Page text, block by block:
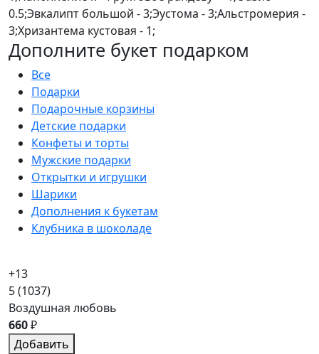
0.5;Эвкалипт большой - 3;Эустома - 3;Альстромерия -
3;Хризантема кустовая - 1;
Дополните букет подарком
Все
Подарки
Подарочные корзины
Детские подарки
Конфеты и торты
Мужские подарки
Открытки и игрушки
Шарики
Дополнения к букетам
Клубника в шоколаде
+13
5(1037)
Воздушная любовь
660₽
Добавить